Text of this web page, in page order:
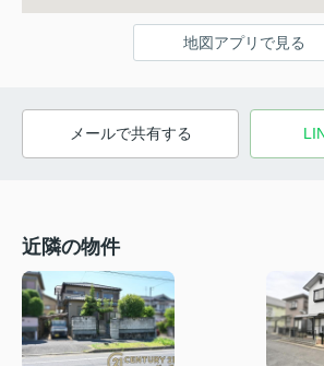
地図アプリで見る
メールで共有する
近隣の物件